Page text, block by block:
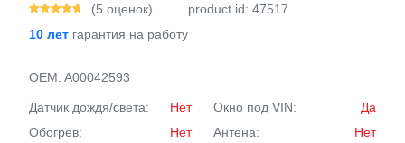
(5 оценок)
product id: 47517
10 лет гарантия на работу
OEM: A00042593
Датчик дождя/света: Нет Окно под VIN:
Да
Обогрев:
Нет Антена:
Нет